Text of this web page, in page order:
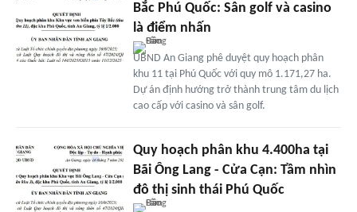
Bắc Phú Quốc: Sân golf và casino
là điểm nhấn
UBND An Giang phê duyệt quy hoạch phân
khu 11 tại Phú Quốc với quy mô 1.171,27 ha.
Dự án định hướng trở thành trung tâm du lịch
cao cấp với casino và sân golf.
Quy hoạch phân khu 4.400ha tại
Bãi Ông Lang - Cửa Cạn: Tầm nhìn
đô thị sinh thái Phú Quốc